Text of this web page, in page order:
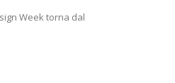
Week torna dal